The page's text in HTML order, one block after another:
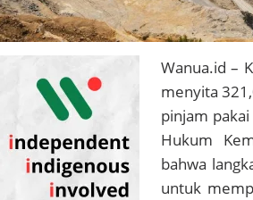
Wanua.id –
menyita
pinjam
Hukum
bahwa
untuk